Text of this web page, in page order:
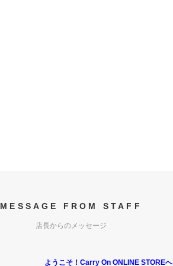
MESSAGE FROM STAFF
店長からのメッセージ
ようこそ！Carry On ONLINE STOREへ